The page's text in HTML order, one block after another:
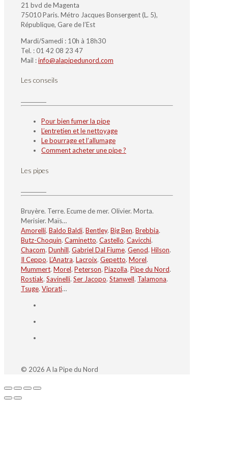
21 bvd de Magenta
75010 Paris. Métro Jacques Bonsergent (L. 5),
République, Gare de l’Est
Mardi/Samedi : 10h à 18h30
Tel. : 01 42 08 23 47
Mail :info@alapipedunord.com
Les conseils
Pour bien fumer la pipe
L’entretien et le nettoyage
Le bourrage et l’allumage
Comment acheter une pipe ?
Les pipes
Bruyère. Terre. Ecume de mer. Olivier. Morta.
Merisier. Maïs…
Amorelli. Baldo Baldi. Bentley. Big Ben. Brebbia.
Butz-Choquin. Caminetto. Castello. Cavicchi.
Chacom. Dunhill. Gabriel Dal Fiume. Genod. Hilson.
Il Ceppo. L’Anatra. Lacroix. Gepetto. Morel.
Mummert. Morel. Peterson. Piazolla. Pipe du Nord.
Rostiak. Savinelli. Ser Jacopo. Stanwell. Talamona.
Tsuge. Viprati…
© 2026 A la Pipe du Nord